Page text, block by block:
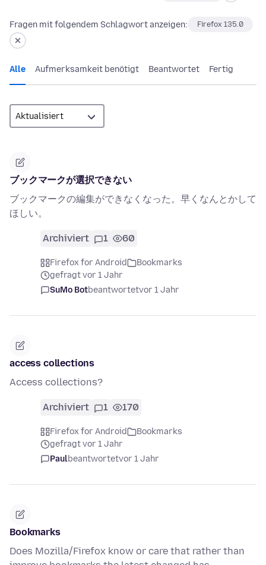
Fragen mit folgendem Schlagwort anzeigen: Firefox 135.0
Alle Aufmerksamkeit benötigt Beantwortet Fertig
ブックマークが選択できない
ブックマークの編集ができなくなった。早くなんとかして
ほしい。
Archiviert 1 60
Firefox for Android
Bookmarks
gefragt vor 1 Jahr
SuMo Botbeantwortetvor 1 Jahr
access collections
Access collections?
Archiviert 1 170
Firefox for Android
Bookmarks
gefragt vor 1 Jahr
Paulbeantwortetvor 1 Jahr
Bookmarks
Does Mozilla/Firefox know or care that rather than